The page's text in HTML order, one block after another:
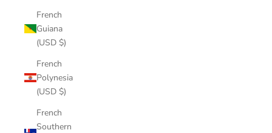
French
Guiana
(USD $)
French
Polynesia
(USD $)
French
Southern